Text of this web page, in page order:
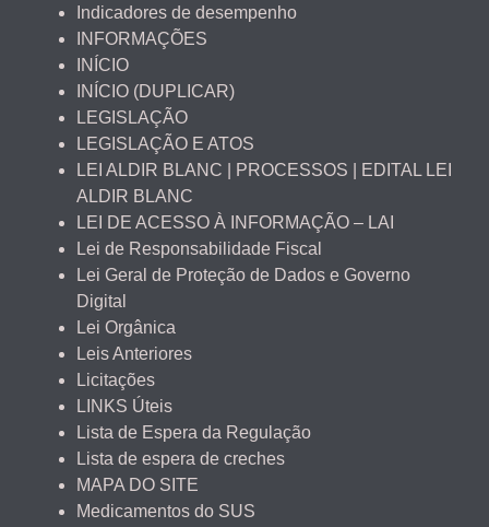
Indicadores de desempenho
INFORMAÇÕES
INÍCIO
INÍCIO (DUPLICAR)
LEGISLAÇÃO
LEGISLAÇÃO E ATOS
LEI ALDIR BLANC | PROCESSOS | EDITAL LEI
ALDIR BLANC
LEI DE ACESSO À INFORMAÇÃO – LAI
Lei de Responsabilidade Fiscal
Lei Geral de Proteção de Dados e Governo
Digital
Lei Orgânica
Leis Anteriores
Licitações
LINKS Úteis
Lista de Espera da Regulação
Lista de espera de creches
MAPA DO SITE
Medicamentos do SUS